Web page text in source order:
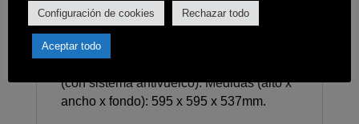
Puerta dos cristales, interior todo cristal.
Ventilación dinámica. Sistema de
evacuación de gases por bóveda.
(con sistema antivuelco). Medidas (alto x
ancho x fondo): 595 x 595 x 537mm.
Configuración de cookies Rechazar todo
Aceptar todo